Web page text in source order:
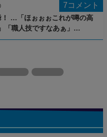
7コメント
！ …「ほぉぉぉこれが噂の高
「職人技ですなあぁ」…